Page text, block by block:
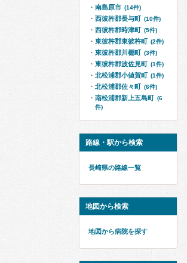
南島原市 (14件)
西彼杵郡長与町 (10件)
西彼杵郡時津町 (5件)
東彼杵郡東彼杵町 (2件)
東彼杵郡川棚町 (3件)
東彼杵郡波佐見町 (1件)
北松浦郡小値賀町 (1件)
北松浦郡佐々町 (6件)
南松浦郡新上五島町 (6
件)
路線・駅から検索
長崎県の路線一覧
地図から検索
地図から病院を探す